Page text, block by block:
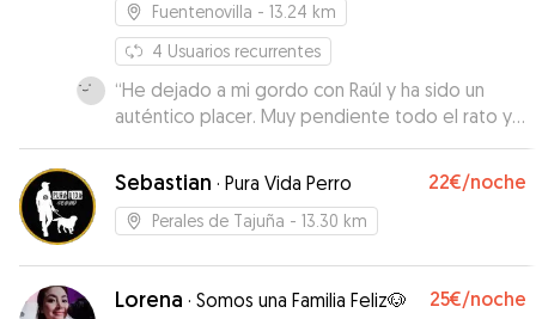
Fuentenovilla - 13.24 km
4 Usuarios recurrentes
“He dejado a mi gordo con Raúl y ha sido un
auténtico placer. Muy pendiente todo el rato y
jugando mucho con el. En todo momento me
enviaba fotos y vídeos de el. Da mucha
tranquilidad tener cuidadores así! Lo
recomiendo.”
Sebastian · Pura Vida Perro 22€/noche
Perales de Tajuña - 13.30 km
Lorena · Somos una Familia Feliz🐶
25€/noche